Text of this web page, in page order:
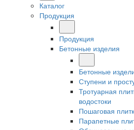
Каталог
Продукция
Продукция
Бетонные изделия
Бетонные
Ступени и
Тротуарная
водостоки
Пошаговая
Парапетные